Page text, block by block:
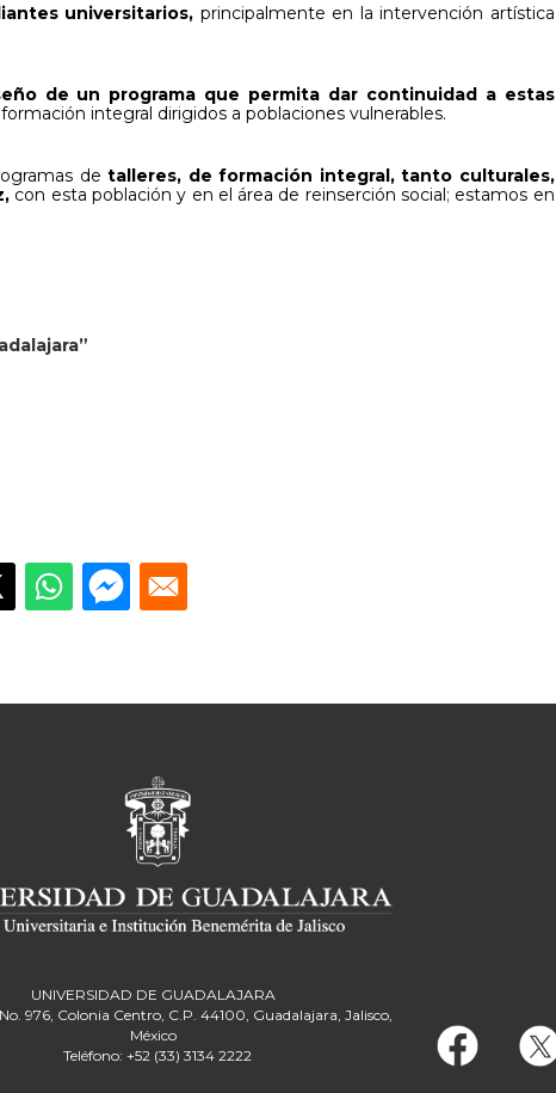
universitarios, principalmente en la intervención artística
de un programa que permita dar continuidad a estas
integral dirigidos a poblaciones vulnerables.
detalleres, de formación integral, tanto culturales,
con esta población y en el área de reinserción social; estamos en
UNIVERSIDAD DE GUADALAJARA
976, Colonia Centro, C.P. 44100, Guadalajara, Jalisco,
México
Teléfono: +52 (33) 3134 2222